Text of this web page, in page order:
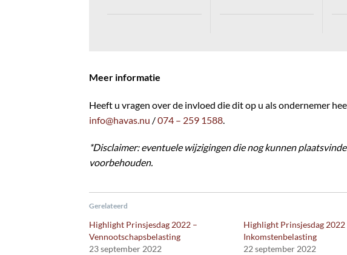
Meer informatie
Heeft u vragen over de invloed die dit op u als ondernemer
info@havas.nu /074 – 259 1588
*Disclaimer: eventuele wijzigingen die nog kunnen
voorbehouden.
Gerelateerd
Highlight Prinsjesdag 2022 –
Vennootschapsbelasting
23 september 2022
Highlight Prinsjesdag 2022
Inkomstenbelasting
22 september 2022